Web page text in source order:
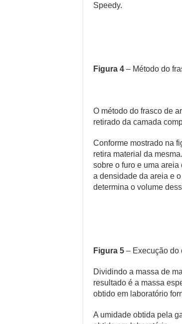
Speedy.
Figura 4 – Método do
O método do frasco de
retirado da camada
Conforme mostrado na
retira material da
sobre o furo e uma
a densidade da areia e
determina o volume
Figura 5 – Execução do
Dividindo a massa de
resultado é a massa
obtido em laboratório
A umidade obtida pela